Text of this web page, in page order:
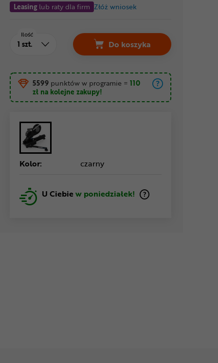
Leasinglub raty dla firm Złóż wniosek
Ilość
Do koszyka
5599 punktów w programie = 110
zł na kolejne zakupy!
Kolor: czarny
U Ciebiew poniedziałek!